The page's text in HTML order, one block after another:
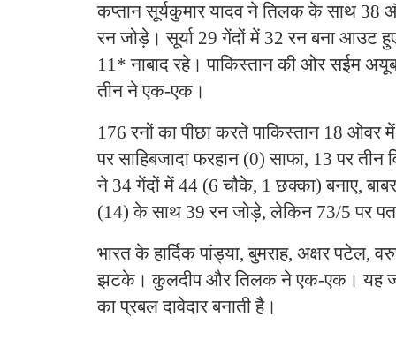
कप्तान सूर्यकुमार यादव ने तिलक के साथ 38
रन जोड़े। सूर्या 29 गेंदों में 32 रन बना आउट
11* नाबाद रहे। पाकिस्तान की ओर सईम
तीन ने एक-एक।
176 रनों का पीछा करते पाकिस्तान 18 ओवर
पर साहिबजादा फरहान (0) साफा, 13 पर
ने 34 गेंदों में 44 (6 चौके, 1 छक्का) बनाए,
(14) के साथ 39 रन जोड़े, लेकिन 73/5 पर
भारत के हार्दिक पांड्या, बुमराह, अक्षर पटेल,
झटके। कुलदीप और तिलक ने एक-एक। यह
का प्रबल दावेदार बनाती है।